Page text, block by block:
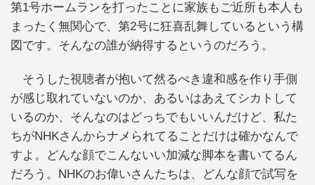
第1号ホームランを打ったことに家族もご近所も本人も
まったく無関心で、第2号に狂喜乱舞しているという構
図です。そんなの誰が納得するというのだろう。
そうした視聴者が抱いて然るべき違和感を作り手側
が感じ取れていないのか、あるいはあえてシカトして
いるのか、そんなのはどっちでもいいんだけど、私た
ちがNHKさんからナメられてることだけは確かなんで
すよ。どんな顔でこんないい加減な脚本を書いてるん
だろう。NHKのお偉いさんたちは、どんな顔で試写を